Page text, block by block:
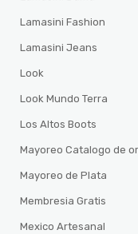
Lamasini Fashion
Lamasini Jeans
Look
Look Mundo Terra
Los Altos Boots
Mayoreo Catalogo de
Mayoreo de Plata
Membresia Gratis
Mexico Artesanal